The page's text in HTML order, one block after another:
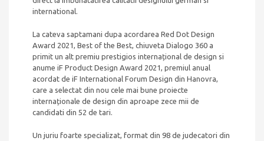
international.
La cateva saptamani dupa acordarea Red Dot Design
Award 2021, Best of the Best, chiuveta Dialogo 360 a
primit un alt premiu prestigios internațional de design si
anume iF Product Design Award 2021, premiul anual
acordat de iF International Forum Design din Hanovra,
care a selectat din nou cele mai bune proiecte
internaționale de design din aproape zece mii de
candidati din 52 de tari.
Un juriu foarte specializat, format din 98 de judecatori din